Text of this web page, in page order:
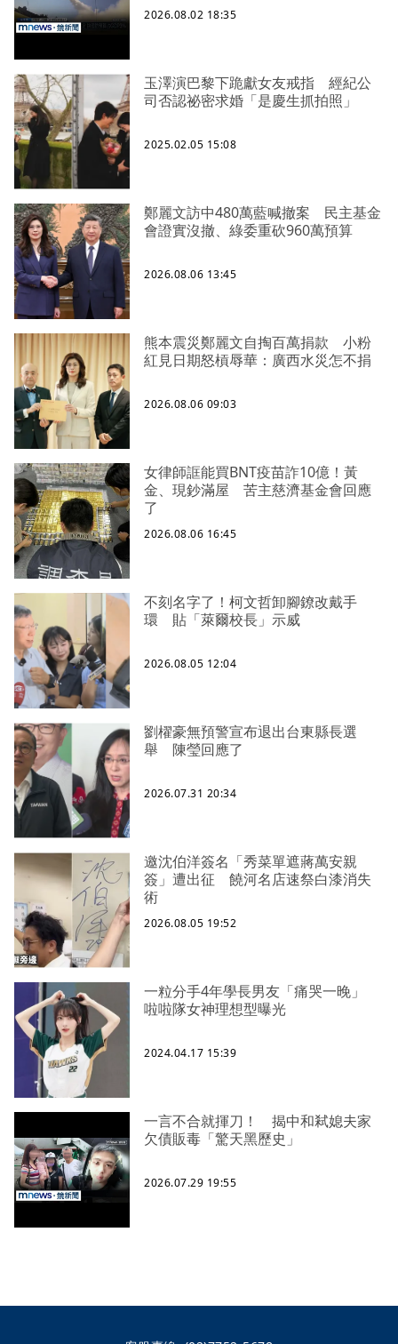
2026.08.02 18:35
玉澤演巴黎下跪獻女友戒指 經紀公
司否認祕密求婚「是慶生抓拍照」
2025.02.05 15:08
鄭麗文訪中480萬藍喊撤案 民主基金
會證實沒撤、綠委重砍960萬預算
2026.08.06 13:45
熊本震災鄭麗文自掏百萬捐款 小粉
紅見日期怒槓辱華：廣西水災怎不捐
2026.08.06 09:03
女律師誆能買BNT疫苗詐10億！黃
金、現鈔滿屋 苦主慈濟基金會回應
了
2026.08.06 16:45
不刻名字了！柯文哲卸腳鐐改戴手
環 貼「萊爾校長」示威
2026.08.05 12:04
劉櫂豪無預警宣布退出台東縣長選
舉 陳瑩回應了
2026.07.31 20:34
邀沈伯洋簽名「秀菜單遮蔣萬安親
簽」遭出征 饒河名店速祭白漆消失
術
2026.08.05 19:52
一粒分手4年學長男友「痛哭一晚」
啦啦隊女神理想型曝光
2024.04.17 15:39
一言不合就揮刀！ 揭中和弒媳夫家
欠債販毒「驚天黑歷史」
2026.07.29 19:55